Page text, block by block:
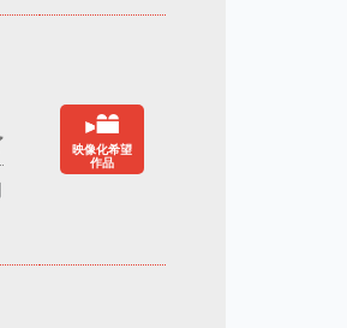
映像化希望
作品